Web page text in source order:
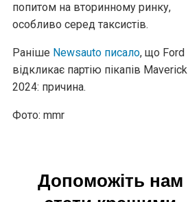
попитом на вторинному ринку,
особливо серед таксистів.
Раніше Newsauto писало, що Ford
відкликає партію пікапів Maverick
2024: причина.
Фото: mmr
Допоможіть нам